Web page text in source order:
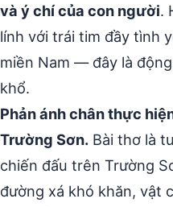
và ý chí của con người.
lính với trái tim đầy tình
miền Nam — đây là
khổ.
Phản ánh chân thực
Trường Sơn. Bài thơ là
chiến đấu trên Trường
đường xá khó khăn,